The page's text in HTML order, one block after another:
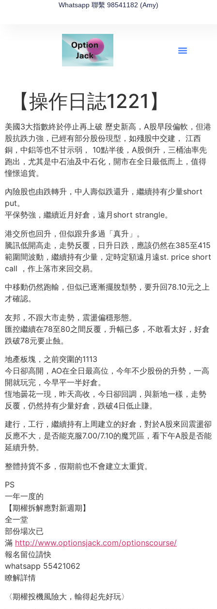
Whatsapp 聯繫 98541182 (Amy)
【操作日誌1221】
美國3大指數終於停止再上破 歷史新高，A股早段偏軟，但港
股抗跌力強，已經有部分股份現型，如殘股中交建， 江西
銅，中鋁等也不甘示弱， 10點半後，A股倒升，三桶油率先
跑出，尤其是中石油及中石化，開市在全日最低而上，值得
憧憬追貨。
內險股也由跌轉升，中人壽似跌還升，繼續持有少量short
put。
平保勢強，繼續近月好倉，遠月short strangle。
港交所也回升，但似跟升多過「真升」。
騰訊低開高走，走勢反覆，日升日跌，應該仍然在385至415
範圍間波動，繼續持有少量，定時定額遠月遠st. price short
call ，作上落市來回交易。
中移動仍然跑輸，但似已逐漸擺脫頹勢，要升回78.10元之上
才確認。
友邦，不跟大市走勢，震盪偏穩形態。
匯控繼續在78至80之間反覆，升幅已多，不敢看太好，好倉
跌破78元要止蝕。
地產板塊，之前突圍的1113
今日卻高開，AO在全日最高位，今年不少股份的升勢，一高
開就玩完，今早平一半好倉。
恆地曇花一現，昨天高收，今日卻回調，與新地一樣，走勢
反覆，仍然持有少量好倉，跌破4日低止賺。
建行，工行，繼續持有上周建立的好倉，對於A股來回震盪卻
反應不大，是否能克服7.00/7.10的魔咒區，看下午A股是否能
延續升勢。
整體持貨不多，假期前也不會建立太重貨。
PS
一年一度的
【期權拆解應對新週期】
全一堂
部份場次已
滿 http://www.optionsjack.com/optionscourse/
報名留位請快
whatsapp 55421062
瞭解詳情
〈期權投機風險大，輸得起先好玩〉